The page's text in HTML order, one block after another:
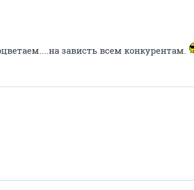
зависть всем конкурентам.